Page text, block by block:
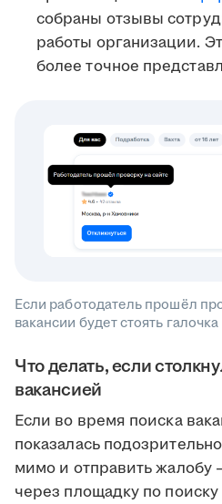
собраны отзывы
работы организации.
более точное
Если работодатель прошёл
вакансии будет стоять галочка
Что делать, если
вакансией
Если во время поиска
показалась
мимо и отправить жалобу
через площадку по